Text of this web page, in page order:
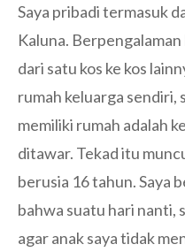
Saya pribadi termasuk
Kaluna.
dari satu kos ke kos
rumah keluarga sendiri,
memiliki rumah adalah
ditawar. Tekad itu
berusia 16 tahun. Saya
bahwa suatu hari nanti,
agar anak saya tidak